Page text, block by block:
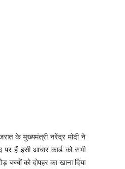
के मुख्यमंत्री नरेंद्र मोदी ने
पर हैं इसी आधार कार्ड को सभी
को दोपहर का खाना दिया